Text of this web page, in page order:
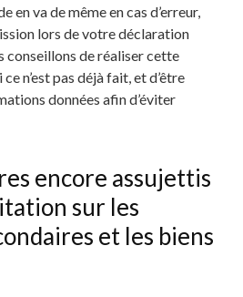
en va de même en cas d’erreur,
lors de votre déclaration
conseillons de réaliser cette
n’est pas déjà fait, et d’être
données afin d’éviter
encore assujettis
sur les
et les biens